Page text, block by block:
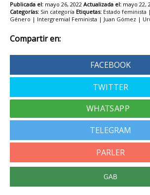
Publicada el: mayo 26, 2022 Actualizada el: mayo 22,
Categorías: Sin categoría Etiquetas: Estado feminista |
Género | Intergremial Feminista | Juan Gómez |
Compartir en:
FACEBOOK
TWITTER
TELEGRAM
PARLER
GAB